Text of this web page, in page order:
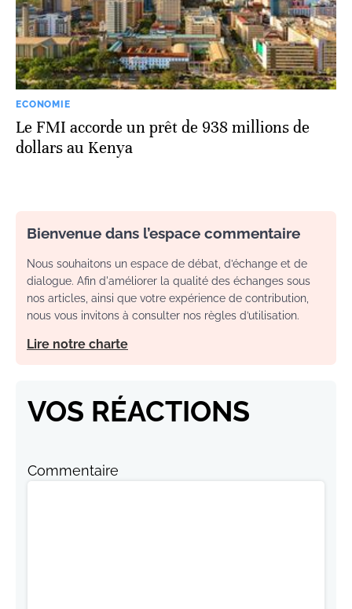
ECONOMIE
Le FMI accorde un prêt de 938 millions de
dollars au Kenya
Bienvenue dans l’espace commentaire
Nous souhaitons un espace de débat, d’échange et de
dialogue. Afin d'améliorer la qualité des échanges sous
nos articles, ainsi que votre expérience de contribution,
nous vous invitons à consulter nos règles d’utilisation.
Lire notre charte
VOS RÉACTIONS
Commentaire